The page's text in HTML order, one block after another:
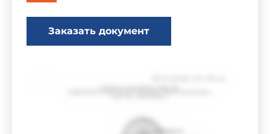
Заказать документ